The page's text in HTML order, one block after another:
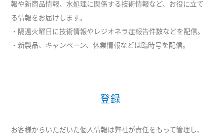
報や新商品情報、水処理に関係する技術情報など、お役に立て
る情報をお届けします。
・隔週火曜日に技術情報やレジオネラ症報告件数などを配信。
・新製品、キャンペーン、休業情報などは臨時号を配信。
登録
お客様からいただいた個人情報は弊社が責任をもって管理し、